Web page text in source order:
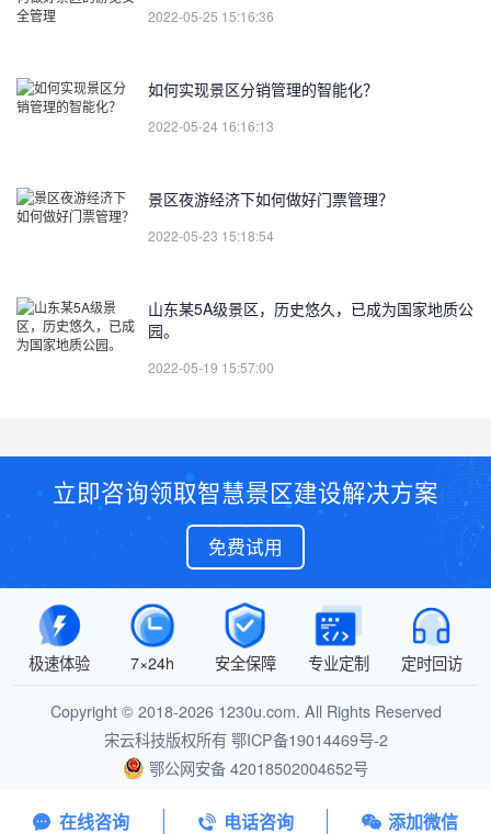
2022-05-25 15:16:36
如何实现景区分销管理的智能化？
2022-05-24 16:16:13
景区夜游经济下如何做好门票管理？
2022-05-23 15:18:54
山东某5A级景区，历史悠久，已成为国家地质公
园。
2022-05-19 15:57:00
立即咨询领取智慧景区建设解决方案
免费试用
极速体验 7×24h 安全保障 专业定制 定时回访
Copyright © 2018-2026 1230u.com. All Rights Reserved
宋云科技版权所有 鄂ICP备19014469号-2
鄂公网安备 42018502004652号
在线咨询 电话咨询 添加微信